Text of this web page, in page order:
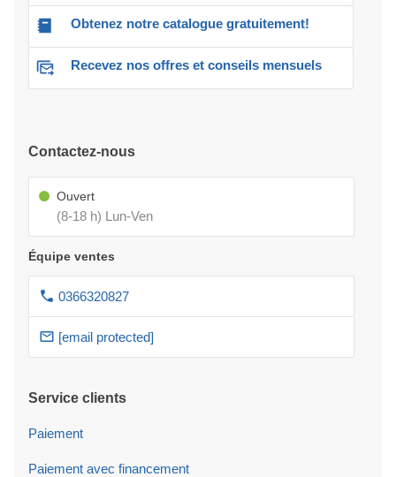
Obtenez notre catalogue gratuitement!
Recevez nos offres et conseils mensuels
Contactez-nous
Ouvert
(8-18 h) Lun-Ven
Équipe ventes
0366320827
[email protected]
Service clients
Paiement
Paiement avec financement